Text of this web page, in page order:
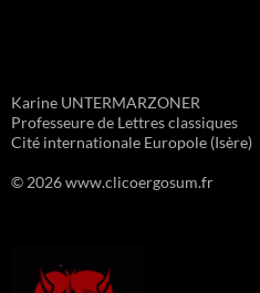
Karine UNTERMARZONER
Professeure de Lettres classiques
Cité internationale Europole (Isère)
© 2026 www.clicoergosum.fr